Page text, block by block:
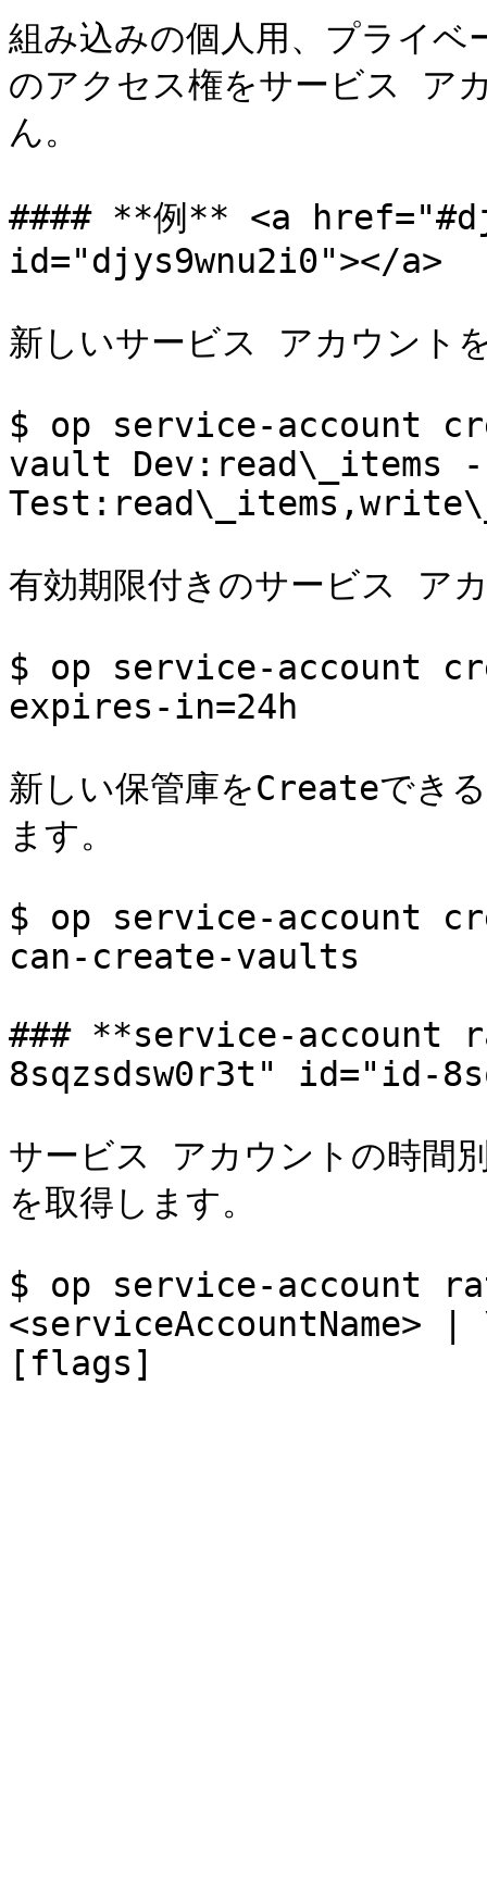
組み込みの個人用、プライベ
のアクセス権をサービス ア
ん。
#### **例​** <a
id="djys9wnu2i0"></a>
新しいサービス アカウント
$ op service-account
vault Dev:read\_items
有効期限付きのサービス ア
$ op service-account
expires-in=24h
新しい保管庫をCreateでき
ます。
$ op service-account
can-create-vaults
### **service-
8sqzsdsw0r3t" id="id-
サービス アカウントの時間
を取得します。
$ op service-